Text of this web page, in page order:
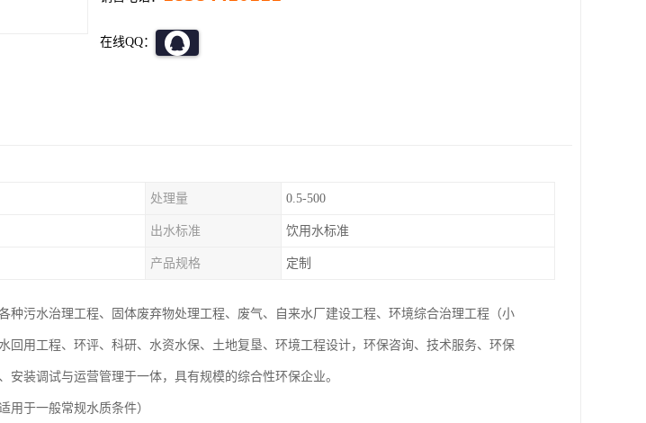
在线QQ：
处理量 0.5-500
出水标准 饮用水标准
产品规格 定制
种污水治理工程、固体废弃物处理工程、废气、自来水厂建设工程、环境综合治理工程（小
回用工程、环评、科研、水资水保、土地复垦、环境工程设计，环保咨询、技术服务、环保
安装调试与运营管理于一体，具有规模的综合性环保企业。
用于一般常规水质条件）